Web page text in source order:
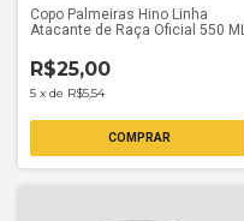
Copo Palmeiras Hino Linha
Atacante de Raça Oficial 550 ML
R$25,00
5 x de R$5,54